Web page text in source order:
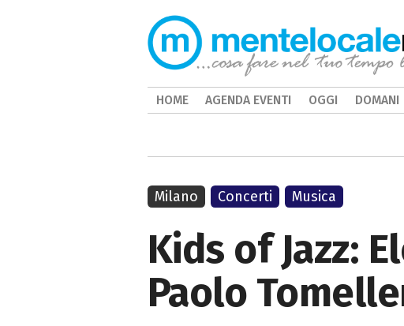
Kids of Jazz:
Paolo
Milano Concerti Musica
HOME AGENDA EVENTI OGGI DOMANI